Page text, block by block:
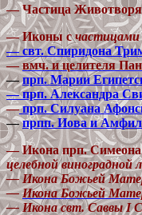
— Частица
— Иконы с
— свт. Спиридона
—вмч. и целителя
—прп. Марии
— прп. Александра
—прп. Силуана
—прпп. Иова и
— Икона прп.
целебной виноградной
— Икона Божьей
—Икона Божьей
— Икона свт. Саввы I